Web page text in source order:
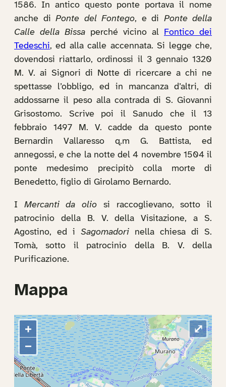
1586. In antico questo ponte portava il nome
anche di Ponte del Fontego, e di Ponte della
Calle della Bissa perché vicino al Fontico dei
Tedeschi, ed alla calle accennata. Si legge che,
dovendosi riattarlo, ordinossi il 3 gennaio 1320
M. V. ai Signori di Notte di ricercare a chi ne
spettasse l’obbligo, ed in mancanza d’altri, di
addossarne il peso alla contrada di S. Giovanni
Grisostomo. Scrive poi il Sanudo che il 13
febbraio 1497 M. V. cadde da questo ponte
Bernardin Vallaresso q.m G. Battista, ed
annegossi, e che la notte del 4 novembre 1504 il
ponte medesimo precipitò colla morte di
Benedetto, figlio di Girolamo Bernardo.
I Mercanti da olio si raccoglievano, sotto il
patrocinio della B. V. della Visitazione, a S.
Agostino, ed i Sagomadori nella chiesa di S.
Tomà, sotto il patrocinio della B. V. della
Purificazione.
Mappa